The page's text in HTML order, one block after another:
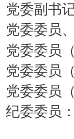
党委副书
党委委员
党委委员
党委委员
党委委员
纪委委员